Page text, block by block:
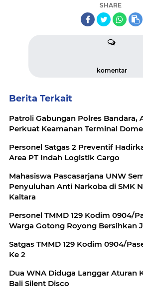
SHARE
komentar
Berita Terkait
Patroli Gabungan Polres Bandara,
Perkuat Keamanan Terminal
Personel Satgas 2 Preventif
Area PT Indah Logistik Cargo
Mahasiswa Pascasarjana UNW
Penyuluhan Anti Narkoba di SMK
Kaltara
Personel TMMD 129 Kodim 0904/
Warga Gotong Royong Bersihkan
Satgas TMMD 129 Kodim 0904/
Ke 2
Dua WNA Diduga Langgar Aturan
Bali Silent Disco